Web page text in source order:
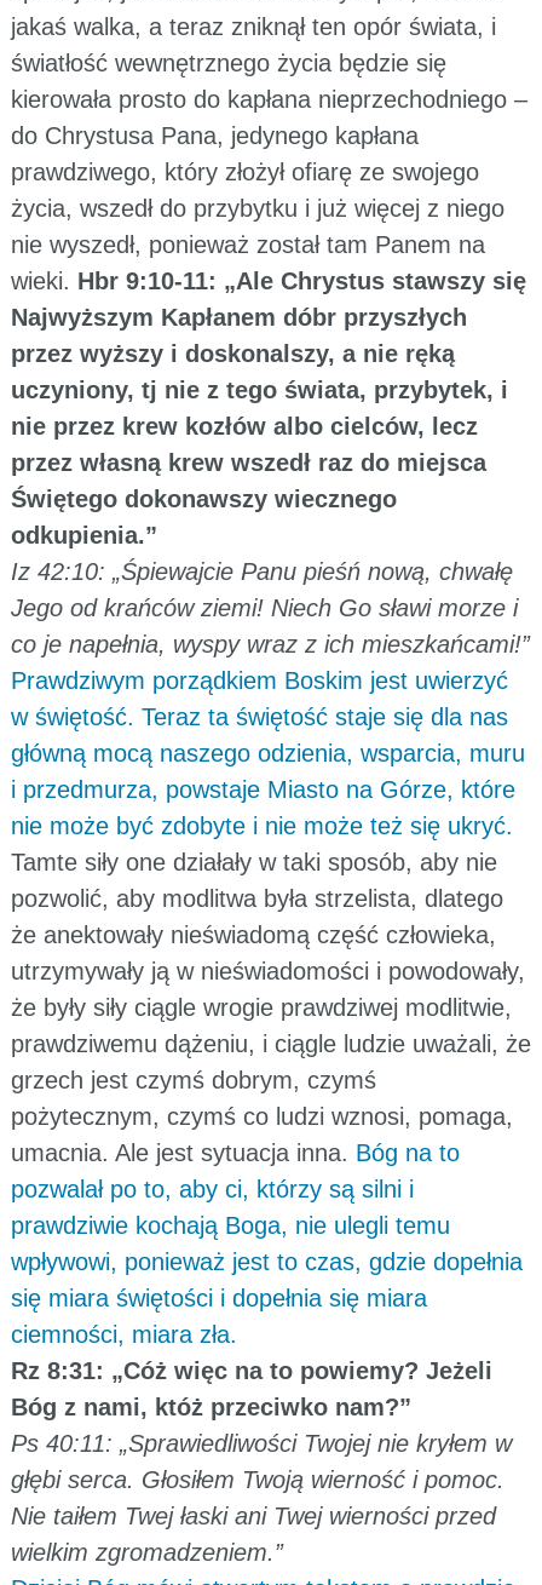
jakaś walka, a teraz zniknął ten opór świata, i
światłość wewnętrznego życia będzie się
kierowała prosto do kapłana nieprzechodniego –
do Chrystusa Pana, jedynego kapłana
prawdziwego, który złożył ofiarę ze swojego
życia, wszedł do przybytku i już więcej z niego
nie wyszedł, ponieważ został tam Panem na
wieki. Hbr 9:10-11: „Ale Chrystus stawszy się
Najwyższym Kapłanem dóbr przyszłych
przez wyższy i doskonalszy, a nie ręką
uczyniony, tj nie z tego świata, przybytek, i
nie przez krew kozłów albo cielców, lecz
przez własną krew wszedł raz do miejsca
Świętego dokonawszy wiecznego
odkupienia.”
Iz 42:10: „Śpiewajcie Panu pieśń nową, chwałę
Jego od krańców ziemi! Niech Go sławi morze i
co je napełnia, wyspy wraz z ich mieszkańcami!”
Prawdziwym porządkiem Boskim jest uwierzyć
w świętość. Teraz ta świętość staje się dla nas
główną mocą naszego odzienia, wsparcia, muru
i przedmurza, powstaje Miasto na Górze, które
nie może być zdobyte i nie może też się ukryć.
Tamte siły one działały w taki sposób, aby nie
pozwolić, aby modlitwa była strzelista, dlatego
że anektowały nieświadomą część człowieka,
utrzymywały ją w nieświadomości i powodowały,
że były siły ciągle wrogie prawdziwej modlitwie,
prawdziwemu dążeniu, i ciągle ludzie uważali, że
grzech jest czymś dobrym, czymś
pożytecznym, czymś co ludzi wznosi, pomaga,
umacnia. Ale jest sytuacja inna. Bóg na to
pozwalał po to, aby ci, którzy są silni i
prawdziwie kochają Boga, nie ulegli temu
wpływowi, ponieważ jest to czas, gdzie dopełnia
się miara świętości i dopełnia się miara
ciemności, miara zła.
Rz 8:31: „Cóż więc na to powiemy? Jeżeli
Bóg z nami, któż przeciwko nam?”
Ps 40:11: „Sprawiedliwości Twojej nie kryłem w
głębi serca. Głosiłem Twoją wierność i pomoc.
Nie taiłem Twej łaski ani Twej wierności przed
wielkim zgromadzeniem.”